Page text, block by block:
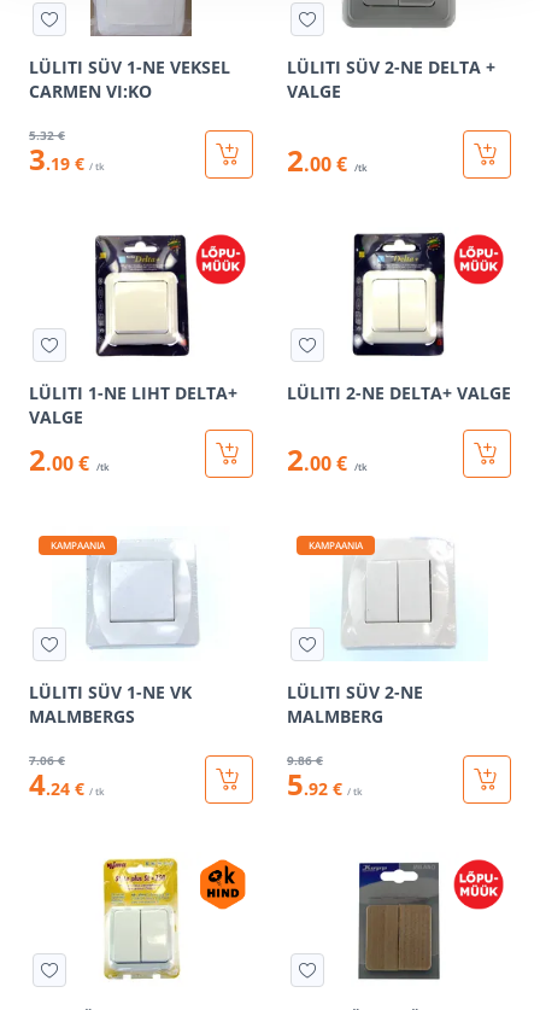
LÜLITI SÜV 1-NE VEKSEL
CARMEN VI:KO
5.32 €
3.19 € / tk
LÜLITI SÜV 2-NE DELTA +
VALGE
2.00 € /tk
LÜLITI 1-NE LIHT DELTA+
VALGE
2.00 € /tk
LÜLITI 2-NE DELTA+ VALGE
2.00 € /tk
KAMPAANIA
LÜLITI SÜV 1-NE VK
MALMBERGS
7.06 €
4.24 € / tk
KAMPAANIA
LÜLITI SÜV 2-NE
MALMBERG
9.86 €
5.92 € / tk